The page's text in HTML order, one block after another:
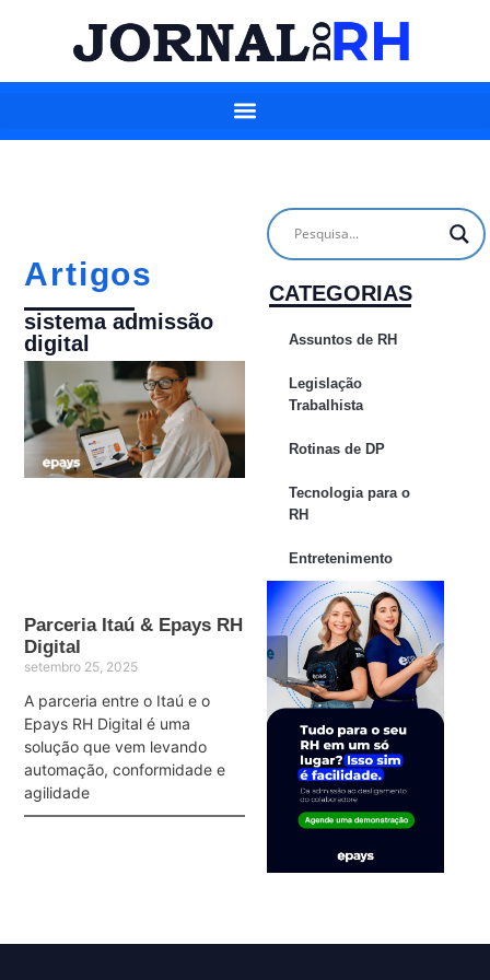
Artigos
sistema admissão
digital
Parceria Itaú & Epays RH
Digital
setembro 25, 2025
A parceria entre o Itaú e o
Epays RH Digital é uma
solução que vem levando
automação, conformidade e
agilidade
CATEGORIAS
Assuntos de RH
Legislação
Trabalhista
Rotinas de DP
Tecnologia para o
RH
Entretenimento